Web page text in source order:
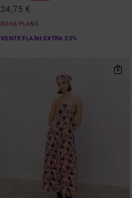
24,75 €
BONS PLANS
VENTE FLASH EXTRA 25%